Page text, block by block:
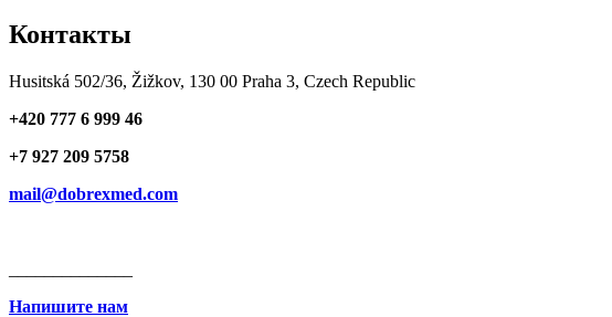
Контакты
Husitská 502/36, Žižkov, 130 00 Praha 3, Czech Republic
+420 777 6 999 46
+7 927 209 5758
mail@dobrexmed.com
Напишите нам